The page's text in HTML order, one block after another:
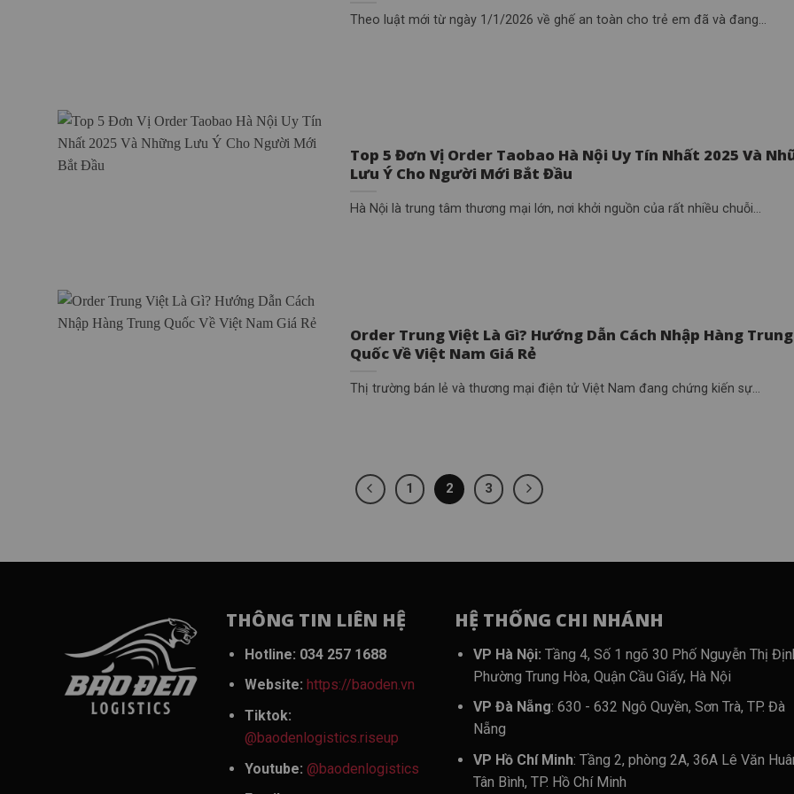
Theo luật mới từ ngày 1/1/2026 về ghế an toàn cho trẻ em đã và đang...
Top 5 Đơn Vị Order Taobao Hà Nội Uy Tín Nhất 2025 Và
Lưu Ý Cho Người Mới Bắt Đầu
Hà Nội là trung tâm thương mại lớn, nơi khởi nguồn của rất nhiều chuỗi...
Order Trung Việt Là Gì? Hướng Dẫn Cách Nhập Hàng Trung
Quốc Về Việt Nam Giá Rẻ
Thị trường bán lẻ và thương mại điện tử Việt Nam đang chứng kiến sự...
1 2 3
THÔNG TIN LIÊN HỆ
Hotline: 034 257 1688
Website: https://baoden.vn
Tiktok:
@baodenlogistics.riseup
Youtube: @baodenlogistics
HỆ THỐNG CHI NHÁNH
VP Hà Nội: Tầng 4, Số 1 ngõ 30 Phố Nguyễn Thị
Phường Trung Hòa, Quận Cầu Giấy, Hà Nội
VP Đà Nẵng: 630 - 632 Ngô Quyền, Sơn Trà, TP. Đà
Nẵng
VP Hồ Chí Minh: Tầng 2, phòng 2A, 36A Lê Văn
Tân Bình, TP. Hồ Chí Minh